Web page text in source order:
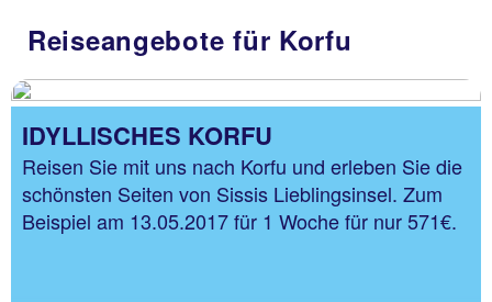
Reiseangebote für Korfu
IDYLLISCHES KORFU
Reisen Sie mit uns nach Korfu und erleben Sie die
schönsten Seiten von Sissis Lieblingsinsel. Zum
Beispiel am 13.05.2017 für 1 Woche für nur 571€.